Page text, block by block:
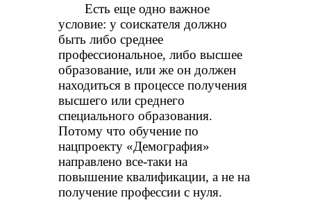
Есть еще одно важное
условие: у соискателя должно
быть либо среднее
профессиональное, либо высшее
образование, или же он должен
находиться в процессе получения
высшего или среднего
специального образования.
Потому что обучение по
нацпроекту «Демография»
направлено все-таки на
повышение квалификации, а не на
получение профессии с нуля.